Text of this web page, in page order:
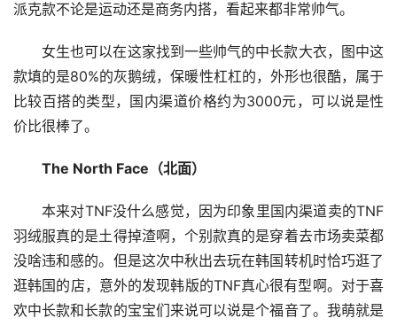
派克款不论是运动还是商务内搭，看起来都非常帅气。
女生也可以在这家找到一些帅气的中长款大衣，图中这
款填的是80%的灰鹅绒，保暖性杠杠的，外形也很酷，属于
比较百搭的类型，国内渠道价格约为3000元，可以说是性
价比很棒了。
The North Face（北面）
本来对TNF没什么感觉，因为印象里国内渠道卖的TNF
羽绒服真的是土得掉渣啊，个别款真的是穿着去市场卖菜都
没啥违和感的。但是这次中秋出去玩在韩国转机时恰巧逛了
逛韩国的店，意外的发现韩版的TNF真心很有型啊。对于喜
欢中长款和长款的宝宝们来说可以说是个福音了。我萌就是